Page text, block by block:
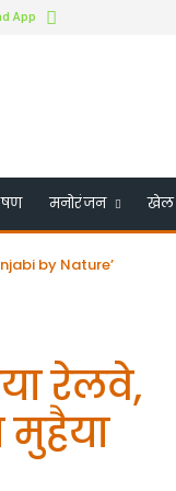
App
मनोरंजन खेल
by Nature’
के पहले सिख बने
रेलवे,